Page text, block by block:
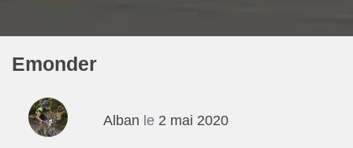
Emonder
Alban le 2 mai 2020